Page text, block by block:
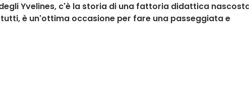
Yvelines, c'è la storia di una fattoria didattica
è un'ottima occasione per fare una passeggiata e